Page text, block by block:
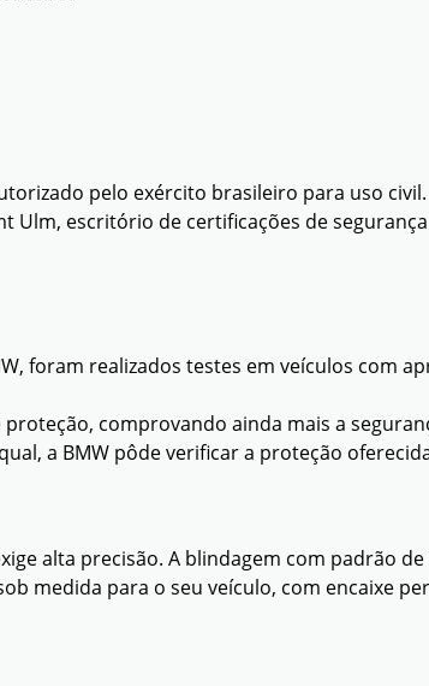
pelo exército brasileiro para uso
Ulm, escritório de certificações de
foram realizados testes em veículos com
comprovando ainda mais a
a BMW pôde verificar a proteção
alta precisão. A blindagem com padrão
medida para o seu veículo, com encaixe